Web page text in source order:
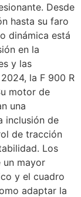
Desde
hasta su faro
dinámica está
en la
y las
la F 900 R
motor de
una
inclusión de
de tracción
Los
un mayor
y el cuadro
adaptar la